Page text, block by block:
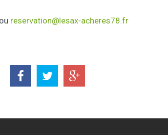
reservation@lesax-acheres78.fr